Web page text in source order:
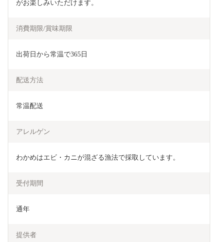
がお楽しみいただけます。
消費期限/賞味期限
出荷日から常温で365日
配送方法
常温配送
アレルゲン
わかめはエビ・カニが混ざる漁法で採取しています。
受付期間
通年
提供者